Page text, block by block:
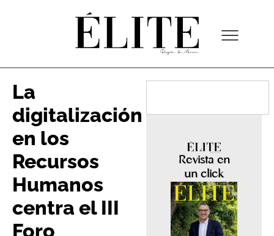
La
digitalización
en los
Recursos
Humanos
centra el III
Foro
Revista en
un click